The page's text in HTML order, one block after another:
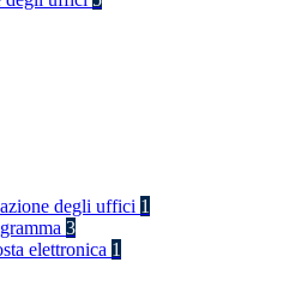
degli uffici 1
3
elettronica 1